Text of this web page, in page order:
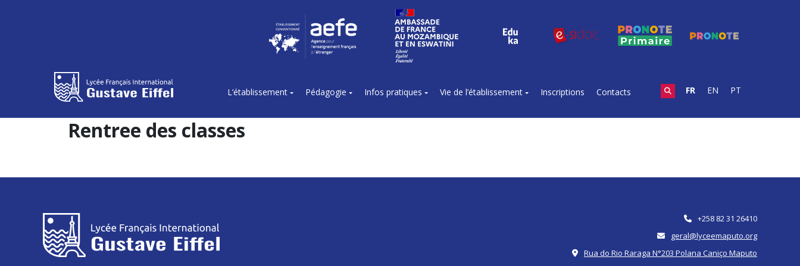
L’établissement Pédagogie Infos pratiques Vie de l’établissement Inscriptions Contacts FR EN PT
Rentree des classes
+258 82 31 26410
geral@lyceemaputo.org
Rua do Rio Raraga N°203 Polana Caniço Maputo